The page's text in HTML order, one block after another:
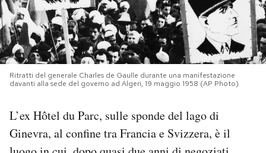
PODCAST
NEWSLETTER
SHOP
Ritratti del generale Charles de Gaulle durante una manifestazione
davanti alla sede del governo ad Algeri, 19 maggio 1958 (AP Photo)
L’ex Hôtel du Parc, sulle sponde del lago di
Ginevra, al confine tra Francia e Svizzera, è il